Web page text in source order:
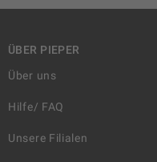
ÜBER PIEPER
Über uns
Hilfe/ FAQ
Unsere Filialen